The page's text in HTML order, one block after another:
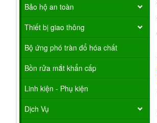
Bảo hộ an toàn
Thiết bị giao thông
Bộ ứng phó tràn đổ hóa chất
Bồn rửa mắt khẩn cấp
Linh kiện - Phụ kiện
Dịch Vụ